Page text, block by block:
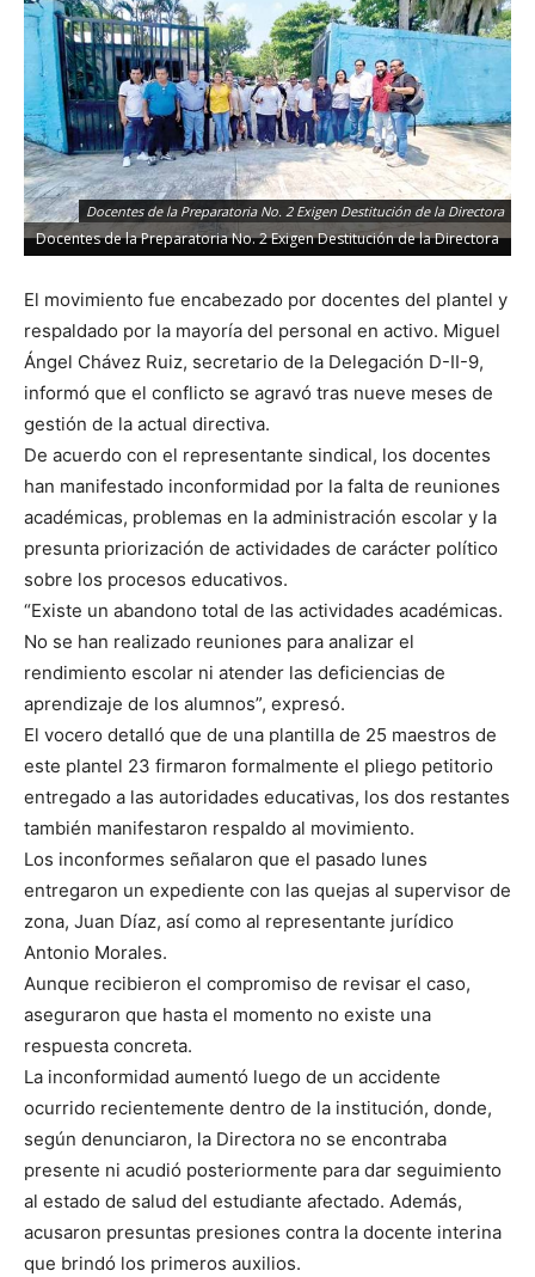
Docentes de la Preparatoria No. 2 Exigen Destitución de la Directora
Docentes de la Preparatoria No. 2 Exigen Destitución de la Directora
El movimiento fue encabezado por docentes del plantel y
respaldado por la mayoría del personal en activo. Miguel
Ángel Chávez Ruiz, secretario de la Delegación D-II-9,
informó que el conflicto se agravó tras nueve meses de
gestión de la actual directiva.
De acuerdo con el representante sindical, los docentes
han manifestado inconformidad por la falta de reuniones
académicas, problemas en la administración escolar y la
presunta priorización de actividades de carácter político
sobre los procesos educativos.
“Existe un abandono total de las actividades académicas.
No se han realizado reuniones para analizar el
rendimiento escolar ni atender las deficiencias de
aprendizaje de los alumnos”, expresó.
El vocero detalló que de una plantilla de 25 maestros de
este plantel 23 firmaron formalmente el pliego petitorio
entregado a las autoridades educativas, los dos restantes
también manifestaron respaldo al movimiento.
Los inconformes señalaron que el pasado lunes
entregaron un expediente con las quejas al supervisor de
zona, Juan Díaz, así como al representante jurídico
Antonio Morales.
Aunque recibieron el compromiso de revisar el caso,
aseguraron que hasta el momento no existe una
respuesta concreta.
La inconformidad aumentó luego de un accidente
ocurrido recientemente dentro de la institución, donde,
según denunciaron, la Directora no se encontraba
presente ni acudió posteriormente para dar seguimiento
al estado de salud del estudiante afectado. Además,
acusaron presuntas presiones contra la docente interina
que brindó los primeros auxilios.